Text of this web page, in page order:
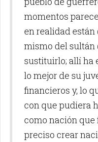
momentos
en realidad están
mismo del sultán
sustituirlo; allí ha
lo mejor de su
financieros y, lo
con que pudiera
como nación que
preciso crear